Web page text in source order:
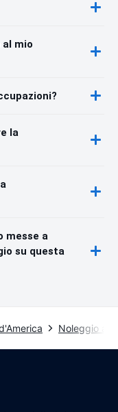
mio
la
messe a
su questa
Noleggio